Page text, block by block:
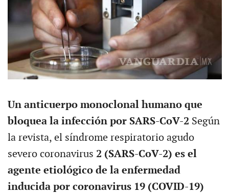
Un anticuerpo monoclonal humano que
bloquea la infección por SARS-CoV-2 Según
la revista, el síndrome respiratorio agudo
severo coronavirus 2 (SARS-CoV-2) es el
agente etiológico de la enfermedad
inducida por coronavirus 19 (COVID-19)